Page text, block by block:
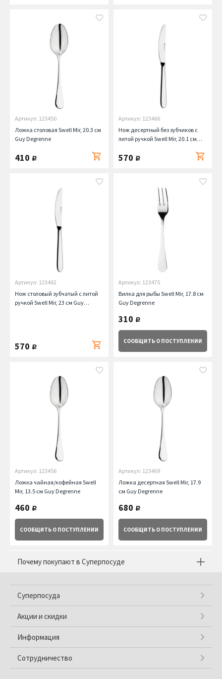
Артикул: 123450
Ложка столовая Swell Mir, 20.3 см
Guy Degrenne
410 руб.
Артикул: 123466
Нож десертный без зубчиков с
литой ручкой Swell Mir, 20.1 см
570 руб.
Артикул: 123462
Нож столовый зубчатый с литой
ручкой Swell Mir, 23 см Guy
570 руб.
Артикул: 123475
Вилка для рыбы Swell Mir, 17.8 см
Guy Degrenne
310 руб.
СООБЩИТЬ О ПОСТУПЛЕНИИ
Артикул: 123456
Ложка чайная/кофейная Swell
Mir, 13.5 см Guy Degrenne
460 руб.
СООБЩИТЬ О ПОСТУПЛЕНИИ
Артикул: 123469
Ложка десертная Swell Mir, 17.9
см Guy Degrenne
680 руб.
СООБЩИТЬ О ПОСТУПЛЕНИИ
Почему покупают в Суперпосуде
Суперпосуда
Акции и скидки
Информация
Сотрудничество